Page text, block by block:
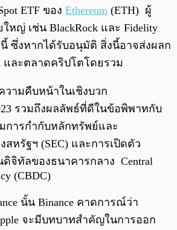
ETF ของ Ethereum (ETH) ผู้
หญ่ เช่น BlackRock และ Fidelity
ซึ่งหากได้รับอนุมัติ สิ่งนี้อาจส่งผลก
และตลาดคริปโตโดยรวม
วามคืบหน้าในเชิงบวก
รวมถึงผลลัพธ์ที่ดีในข้อพิพาทกับ
การกำกับหลักทรัพย์และ
หรัฐฯ (SEC) และการเปิดตัว
จิทัลของธนาคารกลาง Central
(CBDC)
นั้น Binance คาดการณ์ว่า
จะมีบทบาทสำคัญในการออก